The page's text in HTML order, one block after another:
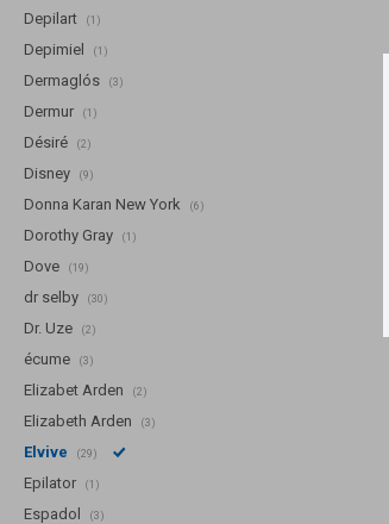
Depilart (1)
Depimiel (1)
Dermaglós (3)
Dermur (1)
Désiré (2)
Disney (9)
Donna Karan New York (6)
Dorothy Gray (1)
Dove (19)
dr selby (30)
Dr. Uze (2)
écume (3)
Elizabet Arden (2)
Elizabeth Arden (3)
Elvive (29)
Epilator (1)
Espadol (3)